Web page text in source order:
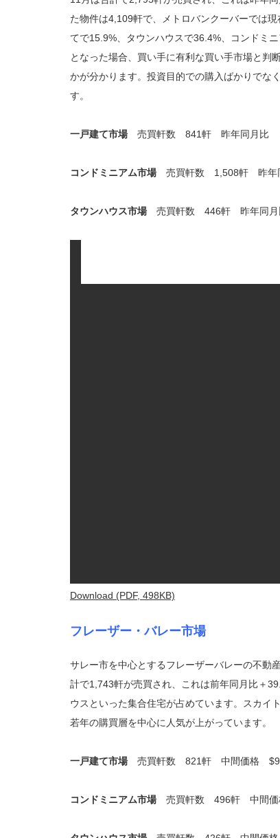
た物件は4,109軒で、メトロバンクーバーでは
てで15.9%、タウンハウスで36.4%、コンドミ
となった場合、買い手に有利な買い手市場と判
かが分かります。投資目的での購入ばかりでな
す。
一戸建て市場売買軒数 841軒 昨年同月比
コンドミニアム市場売買軒数 1,508軒 昨年
タウンハウス市場売買軒数 446軒 昨年同
Download (PDF, 498KB)
フレーザー・バレー市場
サレー市を中心とするフレーザーバレーの不動
計で1,743軒が売買され、これは前年同月比＋
ウスといった集合住宅が占めています。スカイ
若年の購買層を中心に人気が上がっています。
一戸建て市場売買軒数 821軒 中間価格
コンドミニアム市場売買軒数 496軒 中間